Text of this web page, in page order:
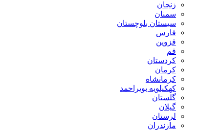
زنجان
سمنان
سیستان بلوچستان
فارس
قزوین
قم
کردستان
کرمان
کرمانشاه
کهکیلویه بویراحمد
گلستان
گیلان
لرستان
مازندران